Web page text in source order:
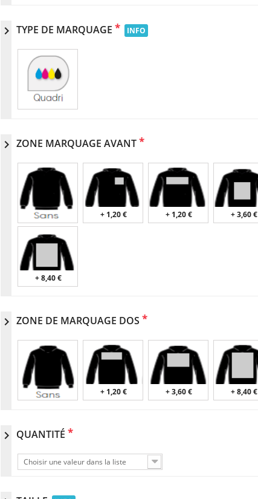
chevron_right TYPE DE MARQUAGE * INFO
chevron_right ZONE MARQUAGE AVANT*
+ 1,20 € + 1,20 € + 3,60 €
+ 8,40 €
chevron_right ZONE DE MARQUAGE DOS *
+ 1,20 € + 3,60 € + 8,40 €
chevron_right QUANTITÉ *
Choisir une valeur dans la liste